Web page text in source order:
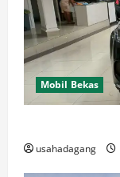
Mobil Bekas
usahadagang